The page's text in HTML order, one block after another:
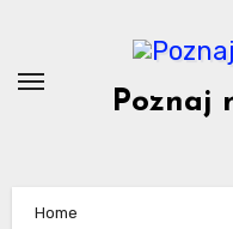
content
Poznaj
Home